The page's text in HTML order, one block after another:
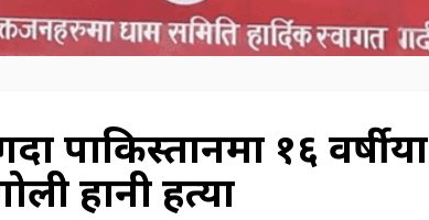
पाकिस्तानमा १६ वर्षीया
हानी हत्या